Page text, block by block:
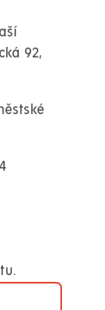
92,